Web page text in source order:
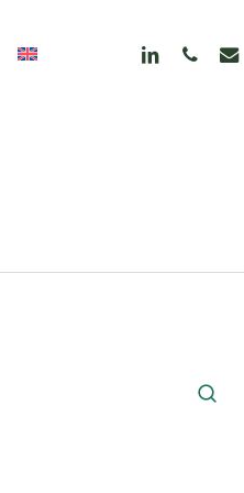
linkedinphoneemail